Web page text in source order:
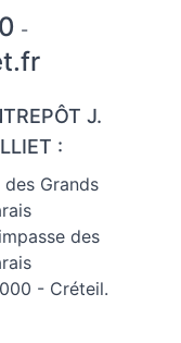
-
J.
:
des Grands
des
- Créteil.